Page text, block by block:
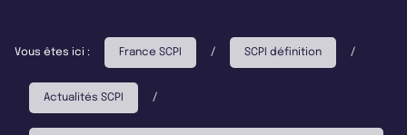
Vous êtes ici : France SCPI / SCPI définition /
Actualités SCPI /